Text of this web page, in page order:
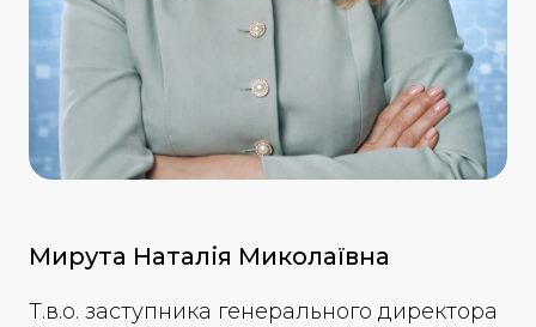
Мирута Наталія Миколаївна
Т.в.о. заступника генерального директора